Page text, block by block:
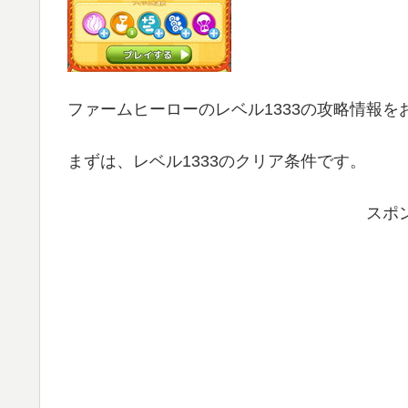
ファームヒーローのレベル1333の攻略情報を
まずは、レベル1333のクリア条件です。
スポ